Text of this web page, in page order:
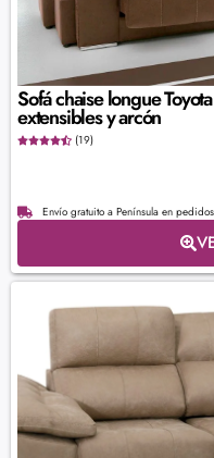
Sofá chaise longue
extensibles y arcón
(19)
Envío gratuito a Península en